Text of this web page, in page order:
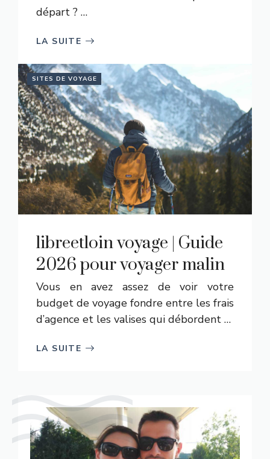
départ ? …
LA SUITE
SITES DE VOYAGE
libreetloin voyage | Guide
2026 pour voyager malin
Vous en avez assez de voir votre
budget de voyage fondre entre les frais
d’agence et les valises qui débordent …
LA SUITE